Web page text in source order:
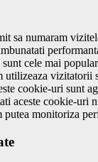
sa numaram
cele mai
utilizeaza vizitatorii
cookie-uri sunt
aceste cookie-uri
monitoriza